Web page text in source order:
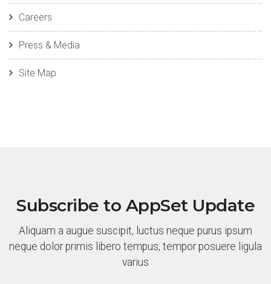
Careers
Press & Media
Site Map
Subscribe to AppSet Update
Aliquam a augue suscipit, luctus neque purus ipsum
neque dolor primis libero tempus, tempor posuere ligula
varius